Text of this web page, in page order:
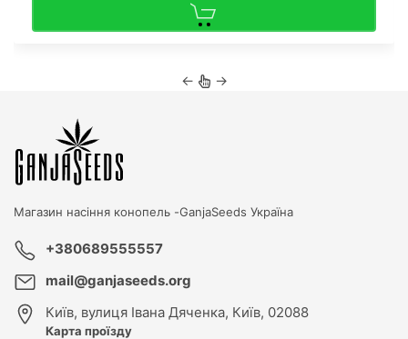
← →
Магазин насіння конопель -GanjaSeeds Україна
+380689555557
mail@ganjaseeds.org
Київ, вулиця Івана Дяченка, Київ, 02088
Карта проїзду